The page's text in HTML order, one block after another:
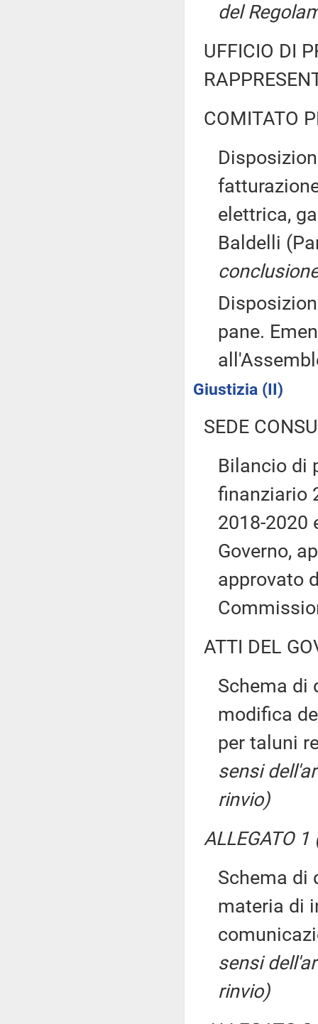
del
UFFICIO DI
COMITATO
elettrica,
Baldelli
pane.
Giustizia (II)
SEDE
Bilancio di
finanziario
2018-2020
Governo,
approvato
ATTI DEL
Schema di
modifica
per taluni
sensi
rinvio)
ALLEGATO
Schema di
materia di
sensi
rinvio)